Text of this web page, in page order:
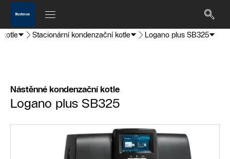
kotle Stacionární kondenzační kotle Logano plus SB325
Nástěnné kondenzační kotle
Logano plus SB325